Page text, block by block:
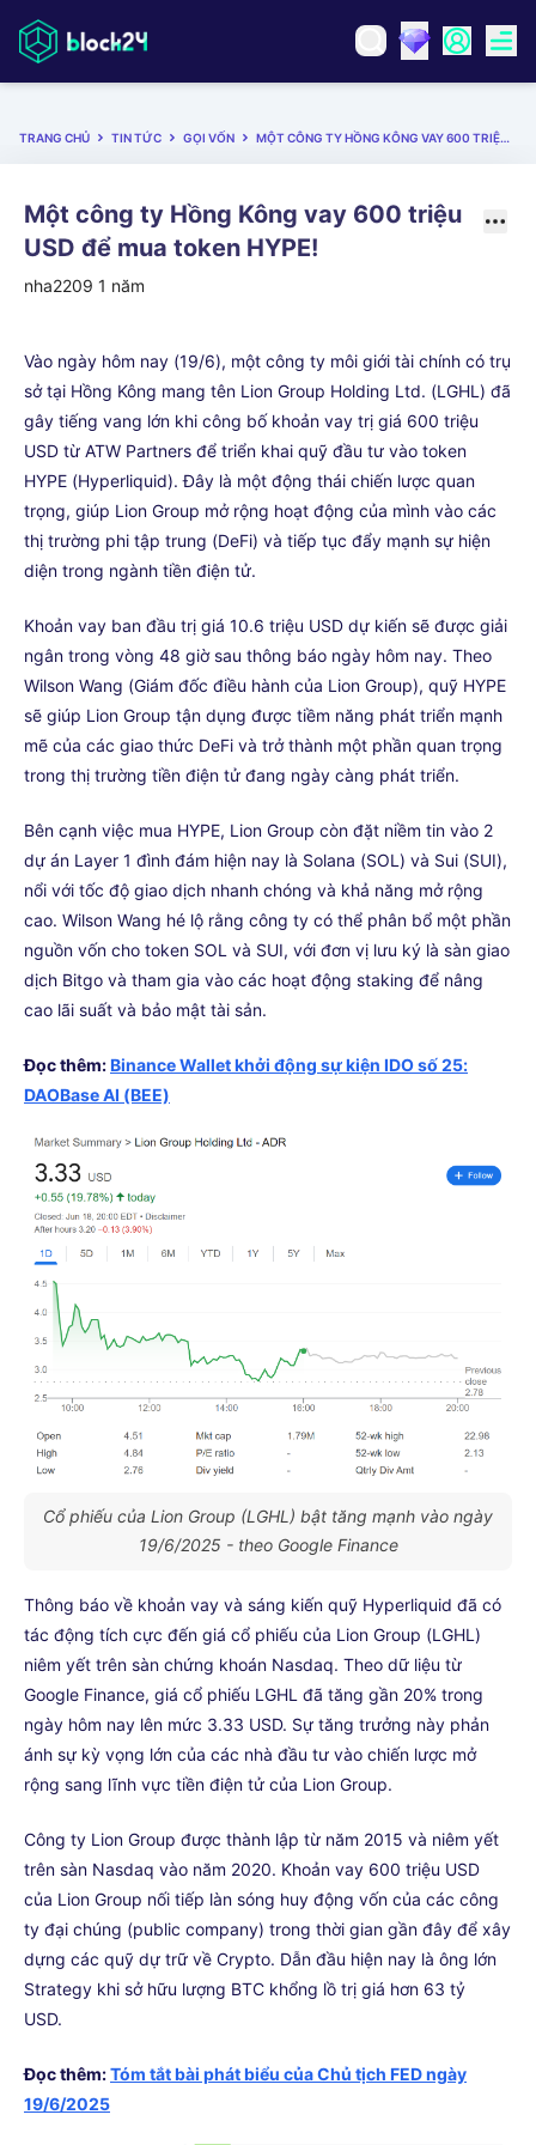
TRANG CHỦ TIN TỨC GỌI VỐN MỘT CÔNG TY HỒNG KÔNG VAY 600 TRIỆU USD ĐỂ MUA TOKEN HYPE!
Một công ty Hồng Kông vay 600 triệu
USD để mua token HYPE!
nha2209 1 năm
Vào ngày hôm nay (19/6), một công ty môi giới tài chính có trụ
sở tại Hồng Kông mang tên Lion Group Holding Ltd. (LGHL) đã
gây tiếng vang lớn khi công bố khoản vay trị giá 600 triệu
USD từ ATW Partners để triển khai quỹ đầu tư vào token
HYPE (Hyperliquid). Đây là một động thái chiến lược quan
trọng, giúp Lion Group mở rộng hoạt động của mình vào các
thị trường phi tập trung (DeFi) và tiếp tục đẩy mạnh sự hiện
diện trong ngành tiền điện tử.
Khoản vay ban đầu trị giá 10.6 triệu USD dự kiến sẽ được giải
ngân trong vòng 48 giờ sau thông báo ngày hôm nay. Theo
Wilson Wang (Giám đốc điều hành của Lion Group), quỹ HYPE
sẽ giúp Lion Group tận dụng được tiềm năng phát triển mạnh
mẽ của các giao thức DeFi và trở thành một phần quan trọng
trong thị trường tiền điện tử đang ngày càng phát triển.
Bên cạnh việc mua HYPE, Lion Group còn đặt niềm tin vào 2
dự án Layer 1 đình đám hiện nay là Solana (SOL) và Sui (SUI),
nổi với tốc độ giao dịch nhanh chóng và khả năng mở rộng
cao. Wilson Wang hé lộ rằng công ty có thể phân bổ một phần
nguồn vốn cho token SOL và SUI, với đơn vị lưu ký là sàn giao
dịch Bitgo và tham gia vào các hoạt động staking để nâng
cao lãi suất và bảo mật tài sản.
Đọc thêm:Binance Wallet khởi động sự kiện IDO số 25:
DAOBase AI (BEE)
Cổ phiếu của Lion Group (LGHL) bật tăng mạnh vào ngày
19/6/2025 - theo Google Finance
Thông báo về khoản vay và sáng kiến quỹ Hyperliquid đã có
tác động tích cực đến giá cổ phiếu của Lion Group (LGHL)
niêm yết trên sàn chứng khoán Nasdaq. Theo dữ liệu từ
Google Finance, giá cổ phiếu LGHL đã tăng gần 20% trong
ngày hôm nay lên mức 3.33 USD. Sự tăng trưởng này phản
ánh sự kỳ vọng lớn của các nhà đầu tư vào chiến lược mở
rộng sang lĩnh vực tiền điện tử của Lion Group.
Công ty Lion Group được thành lập từ năm 2015 và niêm yết
trên sàn Nasdaq vào năm 2020. Khoản vay 600 triệu USD
của Lion Group nối tiếp làn sóng huy động vốn của các công
ty đại chúng (public company) trong thời gian gần đây để xây
dựng các quỹ dự trữ về Crypto. Dẫn đầu hiện nay là ông lớn
Strategy khi sở hữu lượng BTC khổng lồ trị giá hơn 63 tỷ
USD.
Đọc thêm:Tóm tắt bài phát biểu của Chủ tịch FED ngày
19/6/2025